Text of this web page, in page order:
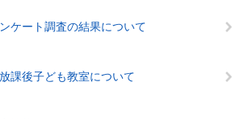
ケート調査の結果について
課後子ども教室について